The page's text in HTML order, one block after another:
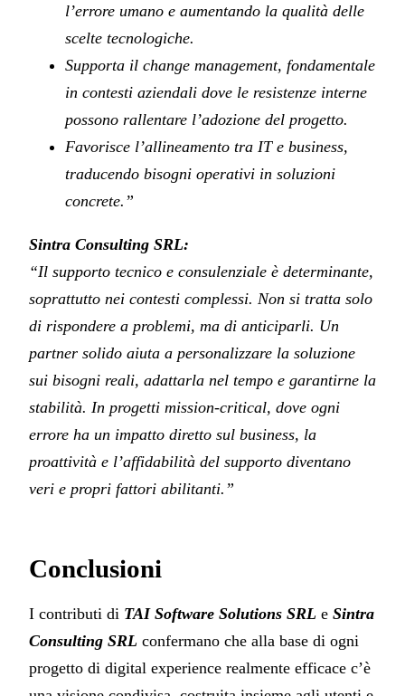
l’errore umano e aumentando la qualità delle
scelte tecnologiche.
Supporta il change management, fondamentale
in contesti aziendali dove le resistenze interne
possono rallentare l’adozione del progetto.
Favorisce l’allineamento tra IT e business,
traducendo bisogni operativi in soluzioni
concrete.”
Sintra Consulting SRL:
“Il supporto tecnico e consulenziale è determinante,
soprattutto nei contesti complessi. Non si tratta solo
di rispondere a problemi, ma di anticiparli. Un
partner solido aiuta a personalizzare la soluzione
sui bisogni reali, adattarla nel tempo e garantirne la
stabilità. In progetti mission-critical, dove ogni
errore ha un impatto diretto sul business, la
proattività e l’affidabilità del supporto diventano
veri e propri fattori abilitanti.”
Conclusioni
I contributi di TAI Software Solutions SRL e Sintra
Consulting SRL confermano che alla base di ogni
progetto di digital experience realmente efficace c’è